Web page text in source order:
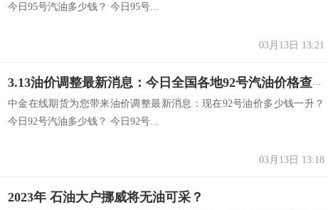
今日95号汽油多少钱？ 今日95号...
03月13日 13:21
3.13油价调整最新消息：今日全国各地92号汽油价格查询一览
中金在线期货为您带来油价调整最新消息：现在92号油价多少钱一升？
今日92号汽油多少钱？ 今日92号...
03月13日 13:18
2023年 石油大户挪威将无油可采？